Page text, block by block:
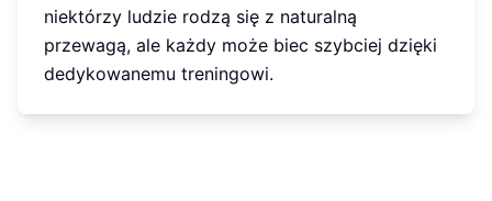
niektórzy ludzie rodzą się z naturalną
przewagą, ale każdy może biec szybciej dzięki
dedykowanemu treningowi.